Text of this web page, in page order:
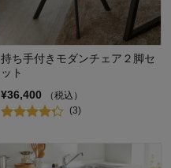
持ち手付きモダンチェア２脚セ
ット
¥36,400
（税込）
(3)